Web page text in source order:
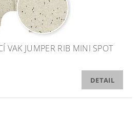
VAK JUMPER RIB MINI SPOT
DETAIL